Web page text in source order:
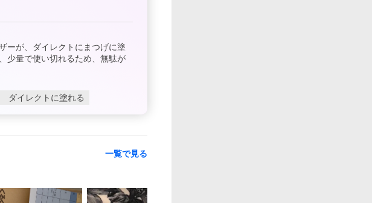
ーが、ダイレクトにまつげに塗
少量で使い切れるため、無駄が
ダイレクトに塗れる
一覧で見る